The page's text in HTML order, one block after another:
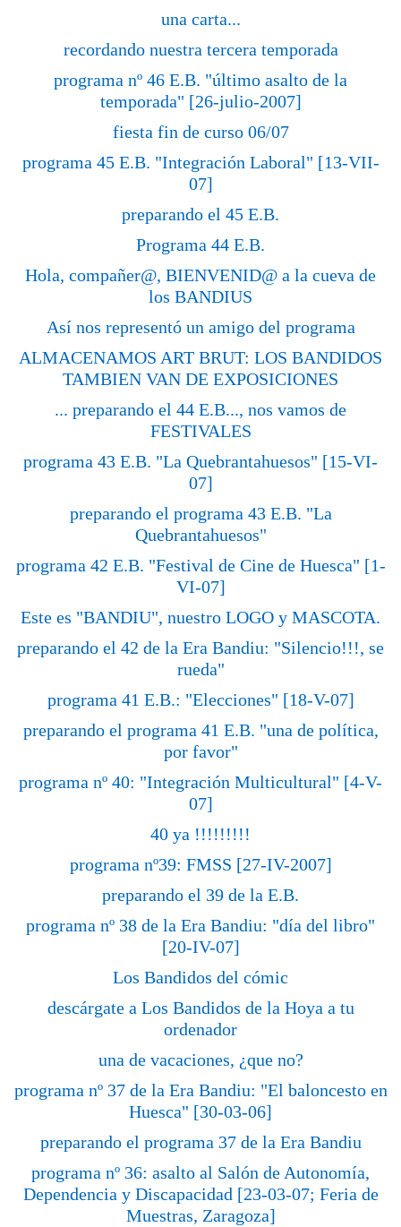
una carta...
recordando nuestra tercera temporada
programa nº 46 E.B. "último asalto de la
temporada" [26-julio-2007]
fiesta fin de curso 06/07
programa 45 E.B. "Integración Laboral" [13-VII-
07]
preparando el 45 E.B.
Programa 44 E.B.
Hola, compañer@, BIENVENID@ a la cueva de
los BANDIUS
Así nos representó un amigo del programa
ALMACENAMOS ART BRUT: LOS BANDIDOS
TAMBIEN VAN DE EXPOSICIONES
... preparando el 44 E.B..., nos vamos de
FESTIVALES
programa 43 E.B. "La Quebrantahuesos" [15-VI-
07]
preparando el programa 43 E.B. "La
Quebrantahuesos"
programa 42 E.B. "Festival de Cine de Huesca" [1-
VI-07]
Este es "BANDIU", nuestro LOGO y MASCOTA.
preparando el 42 de la Era Bandiu: "Silencio!!!, se
rueda"
programa 41 E.B.: "Elecciones" [18-V-07]
preparando el programa 41 E.B. "una de política,
por favor"
programa nº 40: "Integración Multicultural" [4-V-
07]
40 ya !!!!!!!!!
programa nº39: FMSS [27-IV-2007]
preparando el 39 de la E.B.
programa nº 38 de la Era Bandiu: "día del libro"
[20-IV-07]
Los Bandidos del cómic
descárgate a Los Bandidos de la Hoya a tu
ordenador
una de vacaciones, ¿que no?
programa nº 37 de la Era Bandiu: "El baloncesto en
Huesca" [30-03-06]
preparando el programa 37 de la Era Bandiu
programa nº 36: asalto al Salón de Autonomía,
Dependencia y Discapacidad [23-03-07; Feria de
Muestras, Zaragoza]